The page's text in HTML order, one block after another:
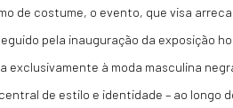
de costume, o evento, que visa
pela inauguração da exposição
exclusivamente à moda masculina
de estilo e identidade – ao longo